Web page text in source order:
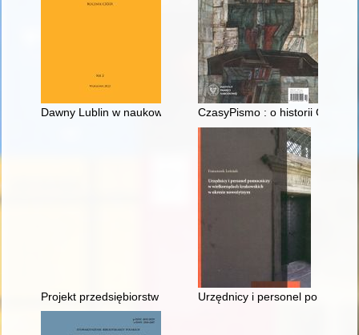
Dawny Lublin w naukowej karykaturze : w związku z książką
CzasyPismo : o historii
Projekt przedsiębiorstw patronackich w XIX wieku na
Urzędnicy i personel